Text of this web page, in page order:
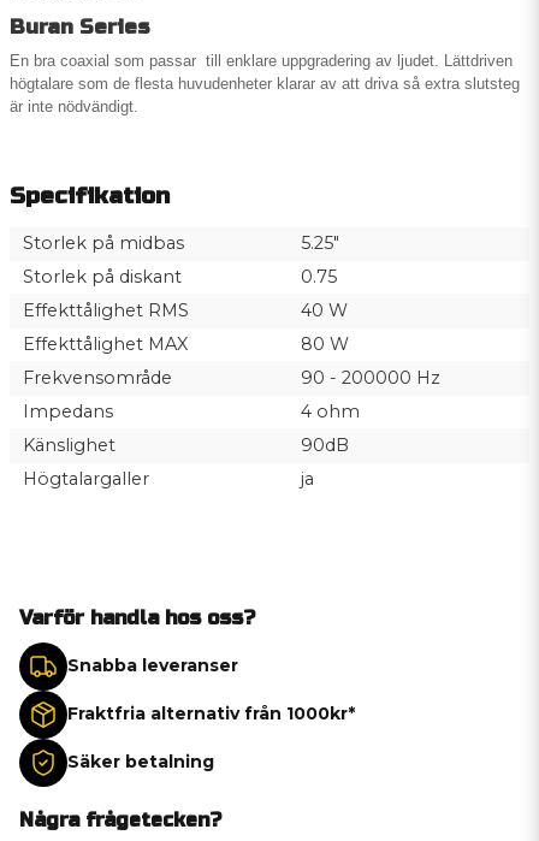
Buran Series
En bra coaxial som passar till enklare uppgradering av ljudet. Lättdriven
högtalare som de flesta huvudenheter klarar av att driva så extra slutsteg
är inte nödvändigt.
Specifikation
Storlek på midbas
5.25"
Storlek på diskant
0.75
Effekttålighet RMS
40 W
Effekttålighet MAX
80 W
Frekvensområde
90 - 200000 Hz
Impedans
4 ohm
Känslighet
90dB
Högtalargaller
ja
Varför handla hos oss?
Snabba leveranser
Fraktfria alternativ från 1000kr*
Säker betalning
Några frågetecken?